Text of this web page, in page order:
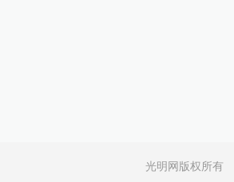
光明网版权所有